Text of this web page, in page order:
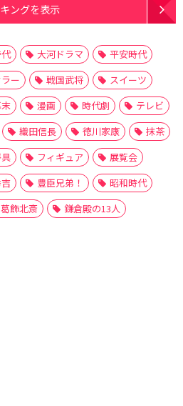
ングを表示
大河ドラマ
平安時代
ー 戦国武将
スイーツ
漫画 時代劇
テレビ
織田信長 徳川家康
抹茶
フィギュア
展覧会
豊臣兄弟！
昭和時代
葛飾北斎 鎌倉殿の13人